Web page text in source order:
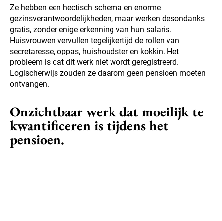
Ze hebben een hectisch schema en enorme
gezinsverantwoordelijkheden, maar werken desondanks
gratis, zonder enige erkenning van hun salaris.
Huisvrouwen vervullen tegelijkertijd de rollen van
secretaresse, oppas, huishoudster en kokkin. Het
probleem is dat dit werk niet wordt geregistreerd.
Logischerwijs zouden ze daarom geen pensioen moeten
ontvangen.
Onzichtbaar werk dat moeilijk te
kwantificeren is tijdens het
pensioen.